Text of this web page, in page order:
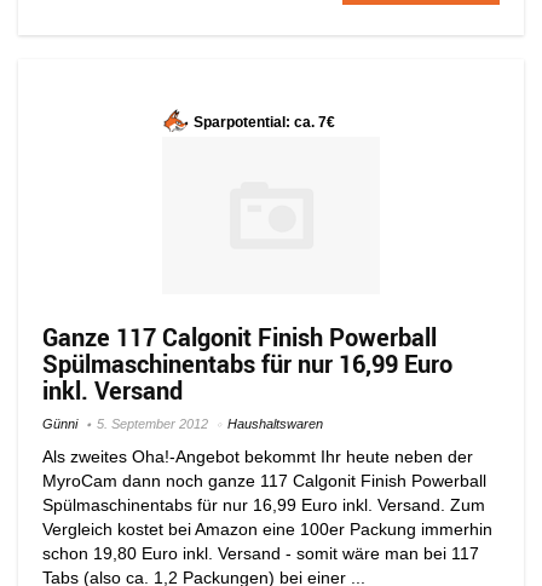
Sparpotential: ca. 7€
Ganze 117 Calgonit Finish Powerball
Spülmaschinentabs für nur 16,99 Euro
inkl. Versand
Günni 5. September 2012 Haushaltswaren
Als zweites Oha!-Angebot bekommt Ihr heute neben der
MyroCam dann noch ganze 117 Calgonit Finish Powerball
Spülmaschinentabs für nur 16,99 Euro inkl. Versand. Zum
Vergleich kostet bei Amazon eine 100er Packung immerhin
schon 19,80 Euro inkl. Versand - somit wäre man bei 117
Tabs (also ca. 1,2 Packungen) bei einer ...